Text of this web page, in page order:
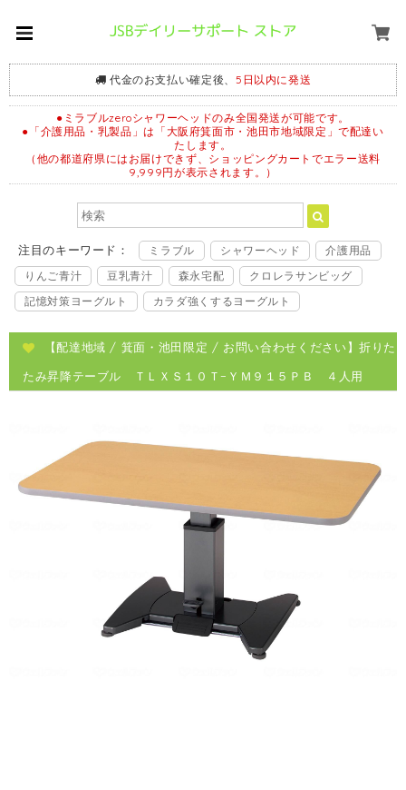
代金のお支払い確定後、 5日以内に発送
●ミラブルzeroシャワーヘッドのみ全国発送が可能です。
●「介護用品・乳製品」は「大阪府箕面市・池田市地域限定」で配達い
たします。
（他の都道府県にはお届けできず、ショッピングカートでエラー送料
9,999円が表示されます。）
注目のキーワード： ミラブル シャワーヘッド
介護用品
りんご青汁
豆乳青汁 森永宅配
クロレラサンビッグ
記憶対策ヨーグルト
カラダ強くするヨーグルト
【配達地域 / 箕面・池田限定 / お問い合わせください】折りた
たみ昇降テーブル ＴＬＸＳ１０Ｔ−ＹＭ９１５ＰＢ ４人用